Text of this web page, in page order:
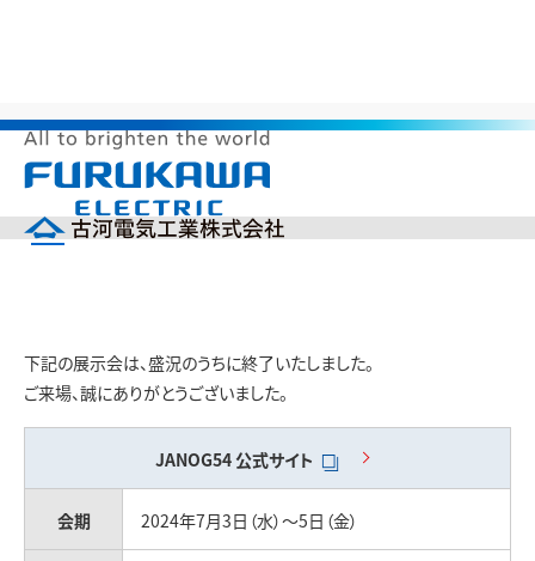
ニ
ュ
投資家の皆様へ（IR）
English
中文(簡体)
製品カタログ
ニュース
お問い合わせ
HOME > 製品情報 > 展示会出展情報 >
JANOG54に出展
下記の展示会は、盛況のうちに終了いたしました。
ご来場、誠にありがとうございました。
JANOG54 公式サイト
会期 2024年7月3日（水）～5日（金）